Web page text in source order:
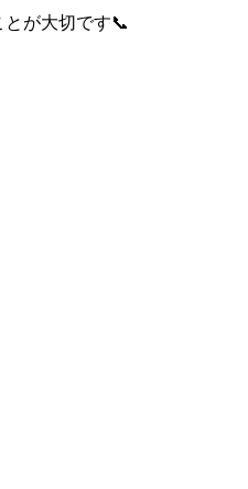
が大切です📞